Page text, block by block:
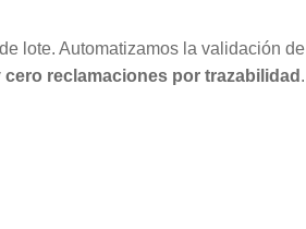
lote. Automatizamos la validación de
reclamaciones por trazabilidad .